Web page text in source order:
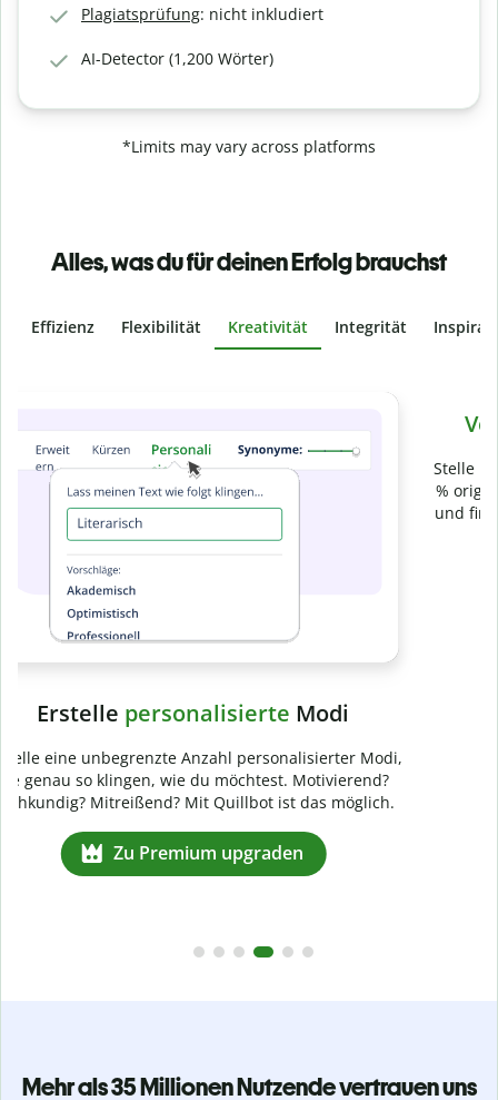
Plagiatsprüfung: nicht inkludiert
AI-Detector (1,200 Wörter)
*Limits may vary across platforms
Alles, was du für deinen Erfolg brauchst
Effizienz Flexibilität Kreativität Integrität
Stelle mit der Plagiatsprüfung sicher, dass dein Text zu 100
% original ist. Analysiere deine Arbeit in Sekundenschnelle
und finde fehlende Quellenangaben in über 100 Sprachen.
Mehr als 35 Millionen Nutzende vertrauen uns